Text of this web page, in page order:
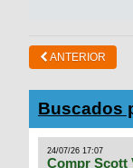
ANTERIOR
Buscados
24/07/26 17:07
Compr Scott